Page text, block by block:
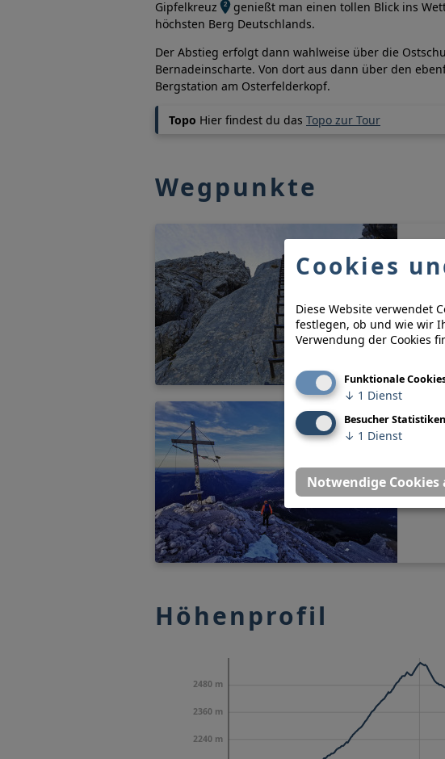
Gipfelkreuz
genießt man einen tollen Blick ins
höchsten Berg Deutschlands.
Der Abstieg erfolgt dann wahlweise über die
Bernadeinscharte. Von dort aus dann über den
Bergstation am Osterfelderkopf.
Topo Hier findest du das Topo zur Tour
Wegpunkte
Höhenprofil
2480 m
2360 m
2240 m
Cookies
Diese Website verwendet
festlegen, ob und wie wir
Verwendung der Cookies
Funktionale
↓ 1 Dienst
Besucher Statistiken
↓ 1 Dienst
Notwendige Cookies